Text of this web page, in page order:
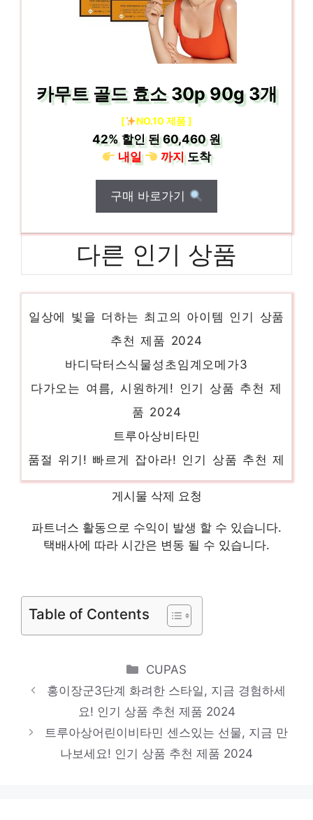
카무트 골드 효소 30p 90g 3개
[ NO.10 제품 ]
42%할인 된60,460 원
내일
까지도착
구매 바로가기
다른 인기 상품
트루아상프로폴리스
지금이 당신의 시간입니다! 인기 상품 추천
제품 2024
눈부신 스타일, 당신을 위해 인기 상품 추천
제품 2024
지금 바로 가져가세요! 인기 상품 추천 제품
2024
지웨이유산균
놀라운 당신을 위한 최고의 선택 인기 상품
추천 제품 2024
게시물 삭제 요청
파트너스 활동으로 수익이 발생 할 수 있습니다.
택배사에 따라 시간은 변동 될 수 있습니다.
Table of Contents
Categories
CUPAS
홍이장군3단계 화려한 스타일, 지금 경험하세
요! 인기 상품 추천 제품 2024
트루아상어린이비타민 센스있는 선물, 지금 만
나보세요! 인기 상품 추천 제품 2024